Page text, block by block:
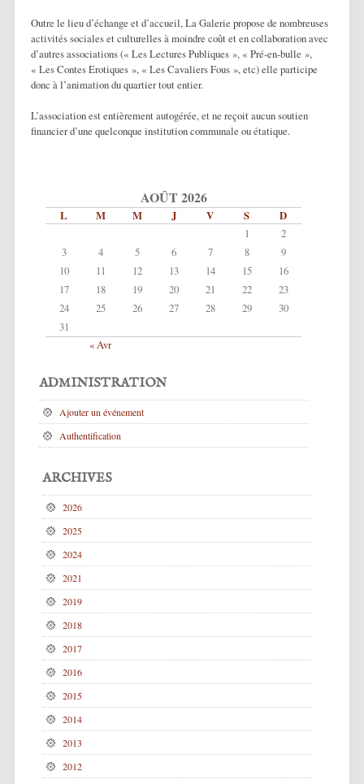
Outre le lieu d’échange et d’accueil, La Galerie propose de nombreuses
activités sociales et culturelles à moindre coût et en collaboration avec
d’autres associations (« Les Lectures Publiques », « Pré-en-bulle »,
« Les Contes Erotiques », « Les Cavaliers Fous », etc) elle participe
donc à l’animation du quartier tout entier.
L’association est entièrement autogérée, et ne reçoit aucun soutien
financier d’une quelconque institution communale ou étatique.
AOÛT 2026
L M M J V S D
« Avr
1
2
3
4 5 6 7 8
9
10
11 12 13 14 15
16
17
18 19 20 21 22
23
24
25 26 27 28 29
30
31
ADMINISTRATION
Ajouter un événement
Authentification
ARCHIVES
2026
2025
2024
2021
2019
2018
2017
2016
2015
2014
2013
2012